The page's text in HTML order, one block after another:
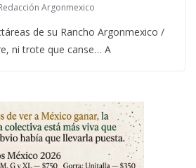
Argonmexico
de su Rancho Argonmexico /
ni trote que canse… A